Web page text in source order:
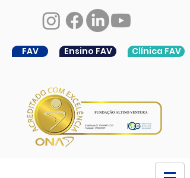
FAV Ensino FAV Clínica FAV